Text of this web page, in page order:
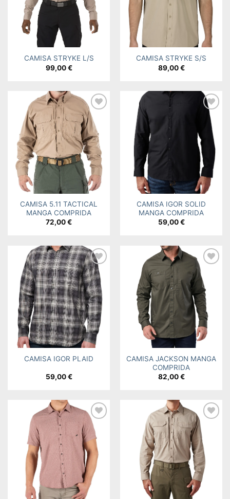
CAMISA STRYKE L/S
99,00€
CAMISA STRYKE S/S
89,00€
Add to
wishlist
CAMISA 5.11 TACTICAL
MANGA COMPRIDA
72,00€
Add to
wishlist
CAMISA IGOR SOLID
MANGA COMPRIDA
59,00€
Add to
wishlist
CAMISA IGOR PLAID
59,00€
Add to
wishlist
CAMISA JACKSON MANGA
COMPRIDA
82,00€
Add to
wishlist
Add to
wishlist